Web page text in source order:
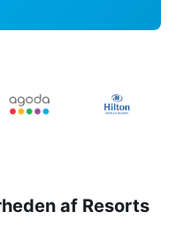
af Resorts